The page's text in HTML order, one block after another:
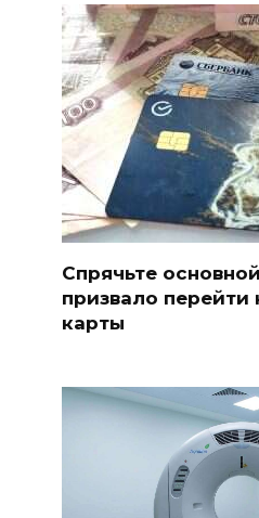
Спрячьте
призвало перейти
карты